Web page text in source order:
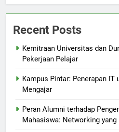
Recent Posts
Kemitraan Universitas dan
Pekerjaan Pelajar
Kampus Pintar: Penerapan IT
Mengajar
Peran Alumni terhadap
Mahasiswa: Networking